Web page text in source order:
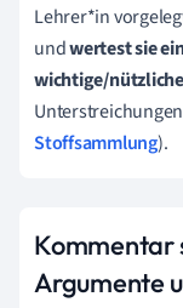
Lehrer*in
undwertest sie
wichtige/
Stoffsammlung).
Kommentar
Argumente